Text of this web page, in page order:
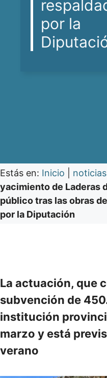
por la
Estás en: Inicio noticias
yacimiento de Laderas
público tras las obras
por la Diputación
La actuación, que
subvención de
institución
marzo y está
verano